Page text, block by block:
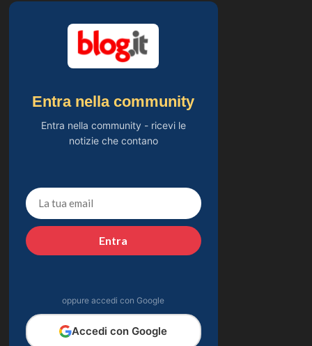
Entra nella community
Entra nella community - ricevi le
notizie che contano
Entra
oppure accedi con Google
Accedi con Google